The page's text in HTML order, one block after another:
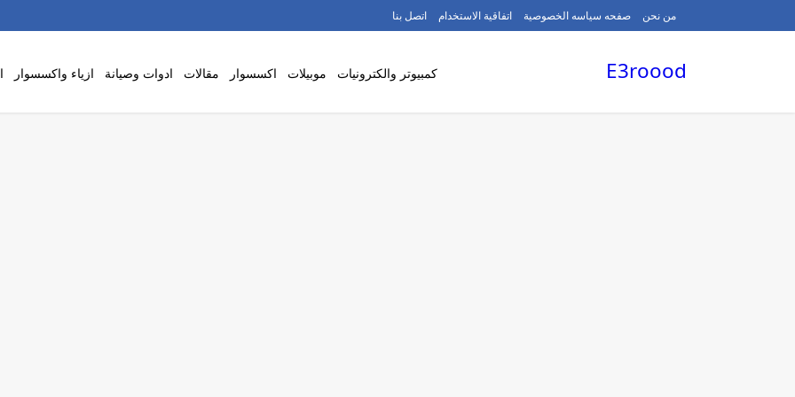
من نحن صفحه سياسه الخصوصية اتفاقية الاستخدام اتصل بنا
E3roood كمبيوتر والكترونيات موبيلات اكسسوار مقالات ادوات وصيانة ازياء واكسسوار